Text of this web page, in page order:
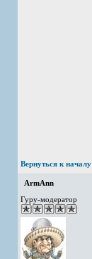
Вернуться к началу
ArmAnn
Гуру-модератор